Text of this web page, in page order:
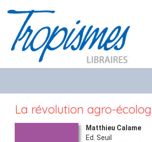
La révolution agro-
Matthieu Calame
Ed. Seuil